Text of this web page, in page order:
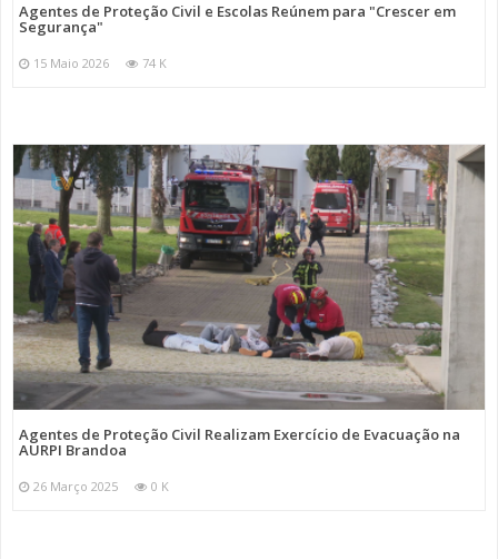
Agentes de Proteção Civil e Escolas Reúnem para "Crescer em
Segurança"
15 Maio 2026 74 K
Agentes de Proteção Civil Realizam Exercício de Evacuação na
AURPI Brandoa
26 Março 2025 0 K